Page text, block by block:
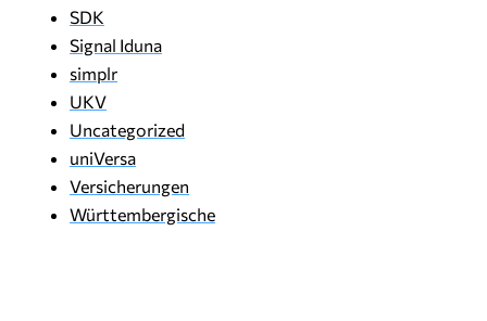
SDK
Signal Iduna
simplr
UKV
Uncategorized
uniVersa
Versicherungen
Württembergische